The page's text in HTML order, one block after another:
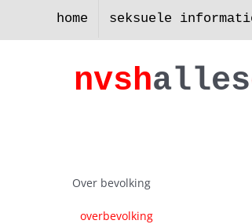
home seksuele
nvshalles
Over bevolking
overbevolking